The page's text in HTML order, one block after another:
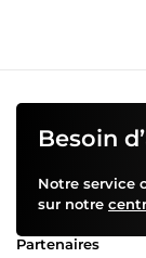
Besoin
Notre service
sur notre
Partenaires